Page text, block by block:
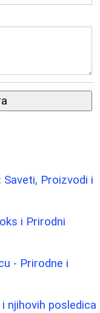
Proizvodi i
i Prirodni
- Prirodne i
njihovih posledica